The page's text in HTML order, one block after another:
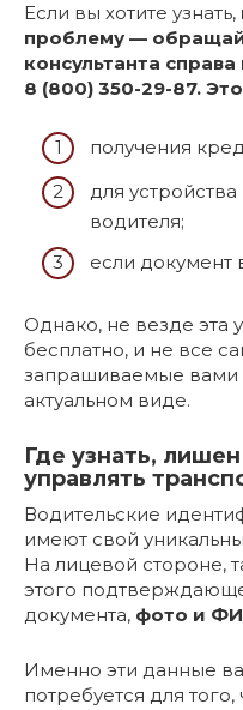
Если вы хотите узнать,
проблему —
консультанта
8 (800) 350-29-87.
получения
для
водителя;
если документ
Однако, не везде эта
бесплатно, и не все
запрашиваемые вами
актуальном виде.
Где узнать,
управлять
Водительские
имеют свой
На лицевой стороне,
этого
документа, фото и
Именно эти данные
потребуется для